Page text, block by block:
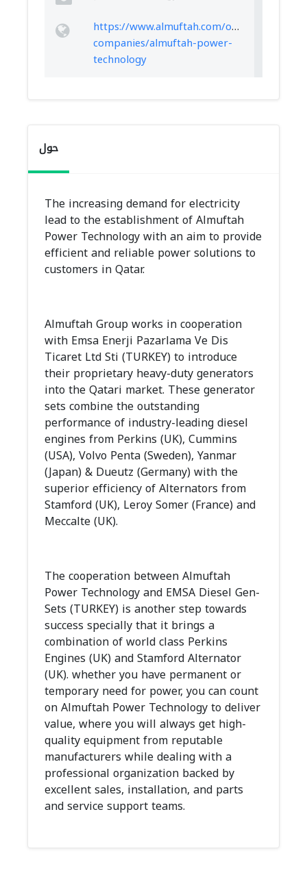
https://www.almuftah.com/our-
companies/almuftah-power-
technology
حول
The increasing demand for electricity
lead to the establishment of Almuftah
Power Technology with an aim to provide
efficient and reliable power solutions to
customers in Qatar.
Almuftah Group works in cooperation
with Emsa Enerji Pazarlama Ve Dis
Ticaret Ltd Sti (TURKEY) to introduce
their proprietary heavy-duty generators
into the Qatari market. These generator
sets combine the outstanding
performance of industry-leading diesel
engines from Perkins (UK), Cummins
(USA), Volvo Penta (Sweden), Yanmar
(Japan) & Dueutz (Germany) with the
superior efficiency of Alternators from
Stamford (UK), Leroy Somer (France) and
Meccalte (UK).
The cooperation between Almuftah
Power Technology and EMSA Diesel Gen-
Sets (TURKEY) is another step towards
success specially that it brings a
combination of world class Perkins
Engines (UK) and Stamford Alternator
(UK). whether you have permanent or
temporary need for power, you can count
on Almuftah Power Technology to deliver
value, where you will always get high-
quality equipment from reputable
manufacturers while dealing with a
professional organization backed by
excellent sales, installation, and parts
and service support teams.